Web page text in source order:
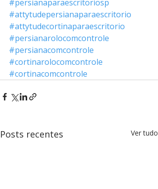
#persianaparaescritoriosp
#attytudepersianaparaescritorio
#attytudecortinaparaescritorio
#persianarolocomcontrole
#persianacomcontrole
#cortinarolocomcontrole
#cortinacomcontrole
Posts recentes Ver tudo